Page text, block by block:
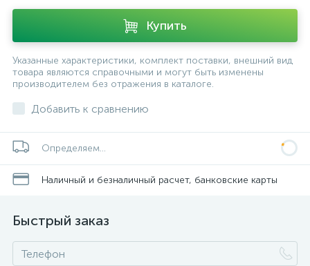
Купить
Указанные характеристики, комплект поставки, внешний вид
товара являются справочными и могут быть изменены
производителем без отражения в каталоге.
Добавить к сравнению
Определяем...
Наличный и безналичный расчет, банковские карты
Быстрый заказ